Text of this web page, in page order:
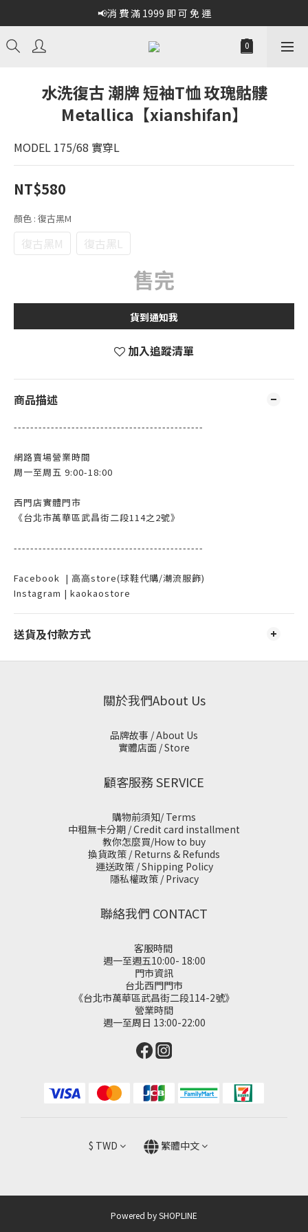
📢消 費 滿 1999 即 可 免 運
水洗復古 潮牌 短袖T恤 玫瑰骷髏
Metallica【xianshifan】
MODEL 175/68 實穿L
NT$580
顏色 : 復古黑M
復古黑M 復古黑L
售完
貨到通知我
加入追蹤清單
商品描述
----------------------------------------------
網路賣場營業時間
周一至周五 9:00-18:00
西門店實體門市
《台北市萬華區武昌街二段114之2號》
----------------------------------------------
Facebook | 高高store(球鞋代購/潮流服飾)
Instagram | kaokaostore
送貨及付款方式
關於我們About Us
品牌故事 / About Us
實體店面 / Store
顧客服務 SERVICE
購物前須知/ Terms
中租無卡分期 / Credit card installment
教你怎麼買/How to buy
換貨政策 / Returns & Refunds
運送政策 / Shipping Policy
隱私權政策 / Privacy
聯絡我們 CONTACT
客服時間
週一至週五10:00- 18:00
門市資訊
台北西門門市
《台北市萬華區武昌街二段114-2號》
營業時間
週一至周日 13:00-22:00
$ TWD 繁體中文
Powered by SHOPLINE